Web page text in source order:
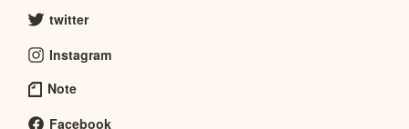
twitter
Instagram
Note
Facebook